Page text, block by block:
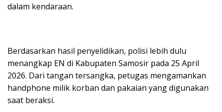
dalam kendaraan.
Berdasarkan hasil penyelidikan, polisi lebih dulu
menangkap EN di Kabupaten Samosir pada 25 April
2026. Dari tangan tersangka, petugas mengamankan
handphone milik korban dan pakaian yang digunakan
saat beraksi.